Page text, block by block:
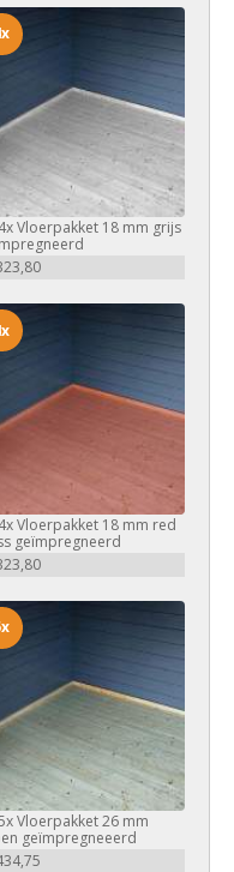
4xVloerpakket 18 mm grijs
4xVloerpakket 18 mm red
geïmpregneerd
Vloerpakket 26 mm
geïmpregneeerd